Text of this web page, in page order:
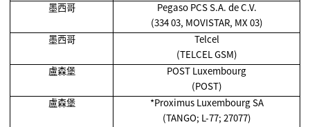
墨西哥
Pegaso PCS S.A. de C.V.
(334 03, MOVISTAR, MX 03)
墨西哥
Telcel
(TELCEL GSM)
盧森堡
POST Luxembourg
(POST)
盧森堡
*Proximus Luxembourg SA
(TANGO; L-77; 27077)